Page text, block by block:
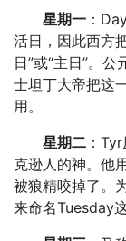
星期一 ：
活日，因此西方
日”或“主日”。
士坦丁大帝把这
用。
星期二 ：
克逊人的神。他
被狼精咬掉了。
来命名Tuesday这